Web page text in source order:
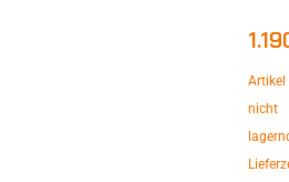
Artikel
nicht